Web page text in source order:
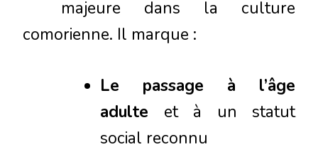
majeure dans la culture
comorienne. Il marque :
Le passage à l’âge
adulte et à un statut
social reconnu